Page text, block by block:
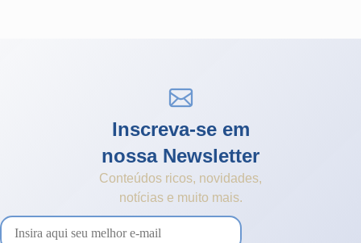
Inscreva-se em
nossa Newsletter
Conteúdos ricos, novidades,
notícias e muito mais.